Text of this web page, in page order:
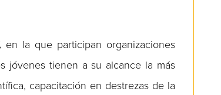
en la que participan organizaciones
jóvenes tienen a su alcance la más
capacitación en destrezas de la